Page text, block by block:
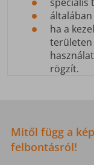
általában
ha a
területen
rögzít.
Mitől függ a
felbontásról!